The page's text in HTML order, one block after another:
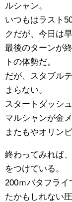
ルシャン。
いつもはラスト
クだが、今日は
最後のターンが
トの体勢だ。
だが、スタブル
まらない。
スタートダッシ
マルシャンが金
またもやオリン
終わってみれば
をつけている。
200ｍバタフラ
たかもしれない